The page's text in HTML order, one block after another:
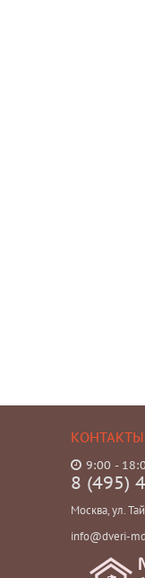
КОНТАКТЫ
9:00 -
8 (495)
Москва, ул.
info@dveri-